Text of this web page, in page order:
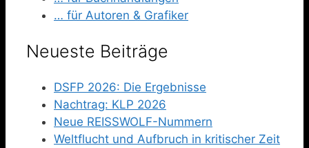
… für Autoren & Grafiker
Neueste Beiträge
DSFP 2026: Die Ergebnisse
Nachtrag: KLP 2026
Neue REISSWOLF-Nummern
Weltflucht und Aufbruch in kritischer Zeit